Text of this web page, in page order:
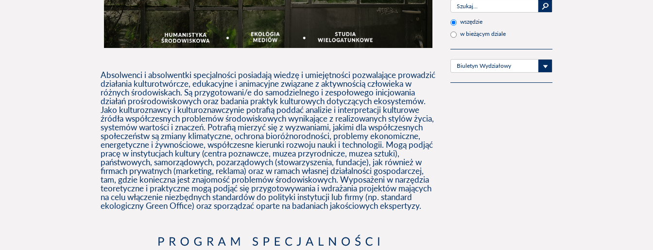
Absolwenci i absolwentki specjalności posiadają wiedzę i umiejętności pozwalające prowadzić
działania kulturotwórcze, edukacyjne i animacyjne związane z aktywnością człowieka w
różnych środowiskach. Są przygotowani/e do samodzielnego i zespołowego inicjowania
działań prośrodowiskowych oraz badania praktyk kulturowych dotyczących ekosystemów.
Jako kulturoznawcy i kulturoznawczynie potrafią poddać analizie i interpretacji kulturowe
źródła współczesnych problemów środowiskowych wynikające z realizowanych stylów życia,
systemów wartości i znaczeń. Potrafią mierzyć się z wyzwaniami, jakimi dla współczesnych
społeczeństw są zmiany klimatyczne, ochrona bioróżnorodności, problemy ekonomiczne,
energetyczne i żywnościowe, współczesne kierunki rozwoju nauki i technologii. Mogą podjąć
pracę w instytucjach kultury (centra poznawcze, muzea przyrodnicze, muzea sztuki),
państwowych, samorządowych, pozarządowych (stowarzyszenia, fundacje), jak również w
firmach prywatnych (marketing, reklama) oraz w ramach własnej działalności gospodarczej,
tam, gdzie konieczna jest znajomość problemów środowiskowych. Wyposażeni w narzędzia
teoretyczne i praktyczne mogą podjąć się przygotowywania i wdrażania projektów mających
na celu włączenie niezbędnych standardów do polityki instytucji lub firmy (np. standard
ekologiczny Green Office) oraz sporządzać oparte na badaniach jakościowych ekspertyzy.
wszędzie
w bieżącym dziale
Biuletyn Wydziałowy